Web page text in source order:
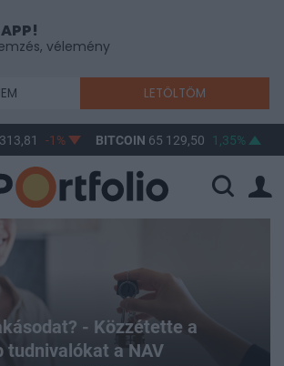
APP!
vélemény
LETÖLTÖM
BITCOIN 65 129,50 1,35% BUX 148
- Közzétette a
tudnivalókat a NAV